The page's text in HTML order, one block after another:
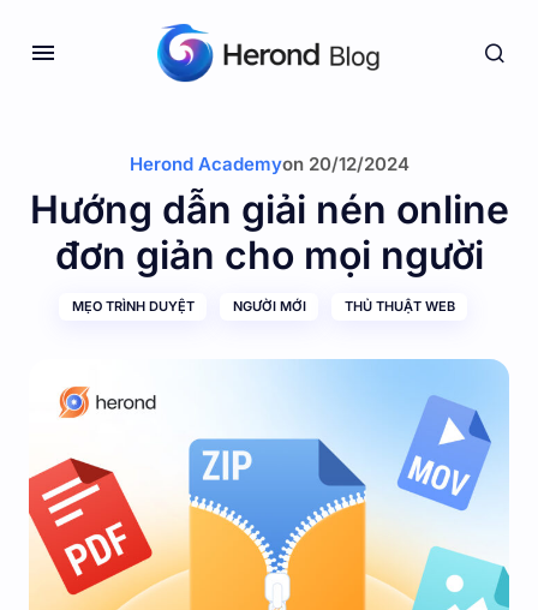
Herond Academyon 20/12/2024
Hướng dẫn giải nén online
đơn giản cho mọi người
MẸO TRÌNH DUYỆT NGƯỜI MỚI THỦ THUẬT WEB